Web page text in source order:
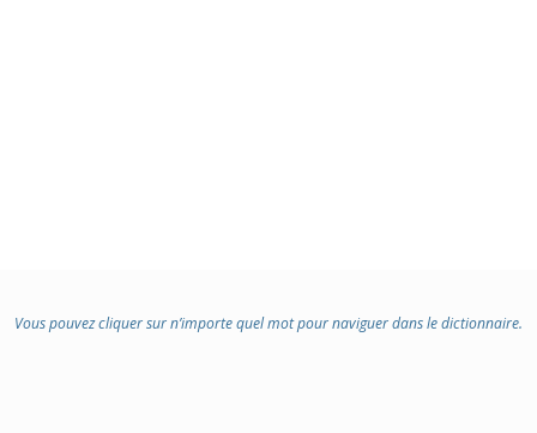
Vous pouvez cliquer sur n’importe quel mot pour naviguer dans le dictionnaire.